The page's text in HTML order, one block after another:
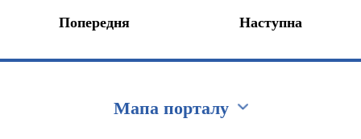
Попередня Наступна
Мапа порталу